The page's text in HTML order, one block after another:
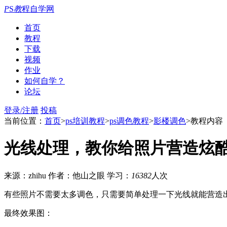
PS教程自学网
首页
教程
下载
视频
作业
如何自学？
论坛
登录/注册 投稿
当前位置： 首页>ps培训教程>ps调色教程>影楼调色>教程内容
光线处理，教你给照片营造炫
来源：zhihu 作者：他山之眼 学习： 16382人次
有些照片不需要太多调色，只需要简单处理一下光线就能营
最终效果图：